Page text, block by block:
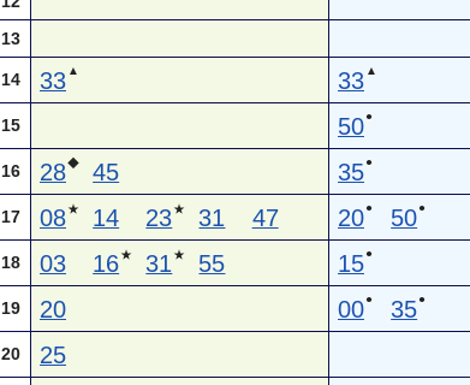
13
14 33 ▲ 33 ▲
15 50●
16 28◆ 45 35●
17 08★ 14 23★ 31 47 20● 50●
18 03 16★ 31 ★ 55 15●
19 20 00● 35●
20 25